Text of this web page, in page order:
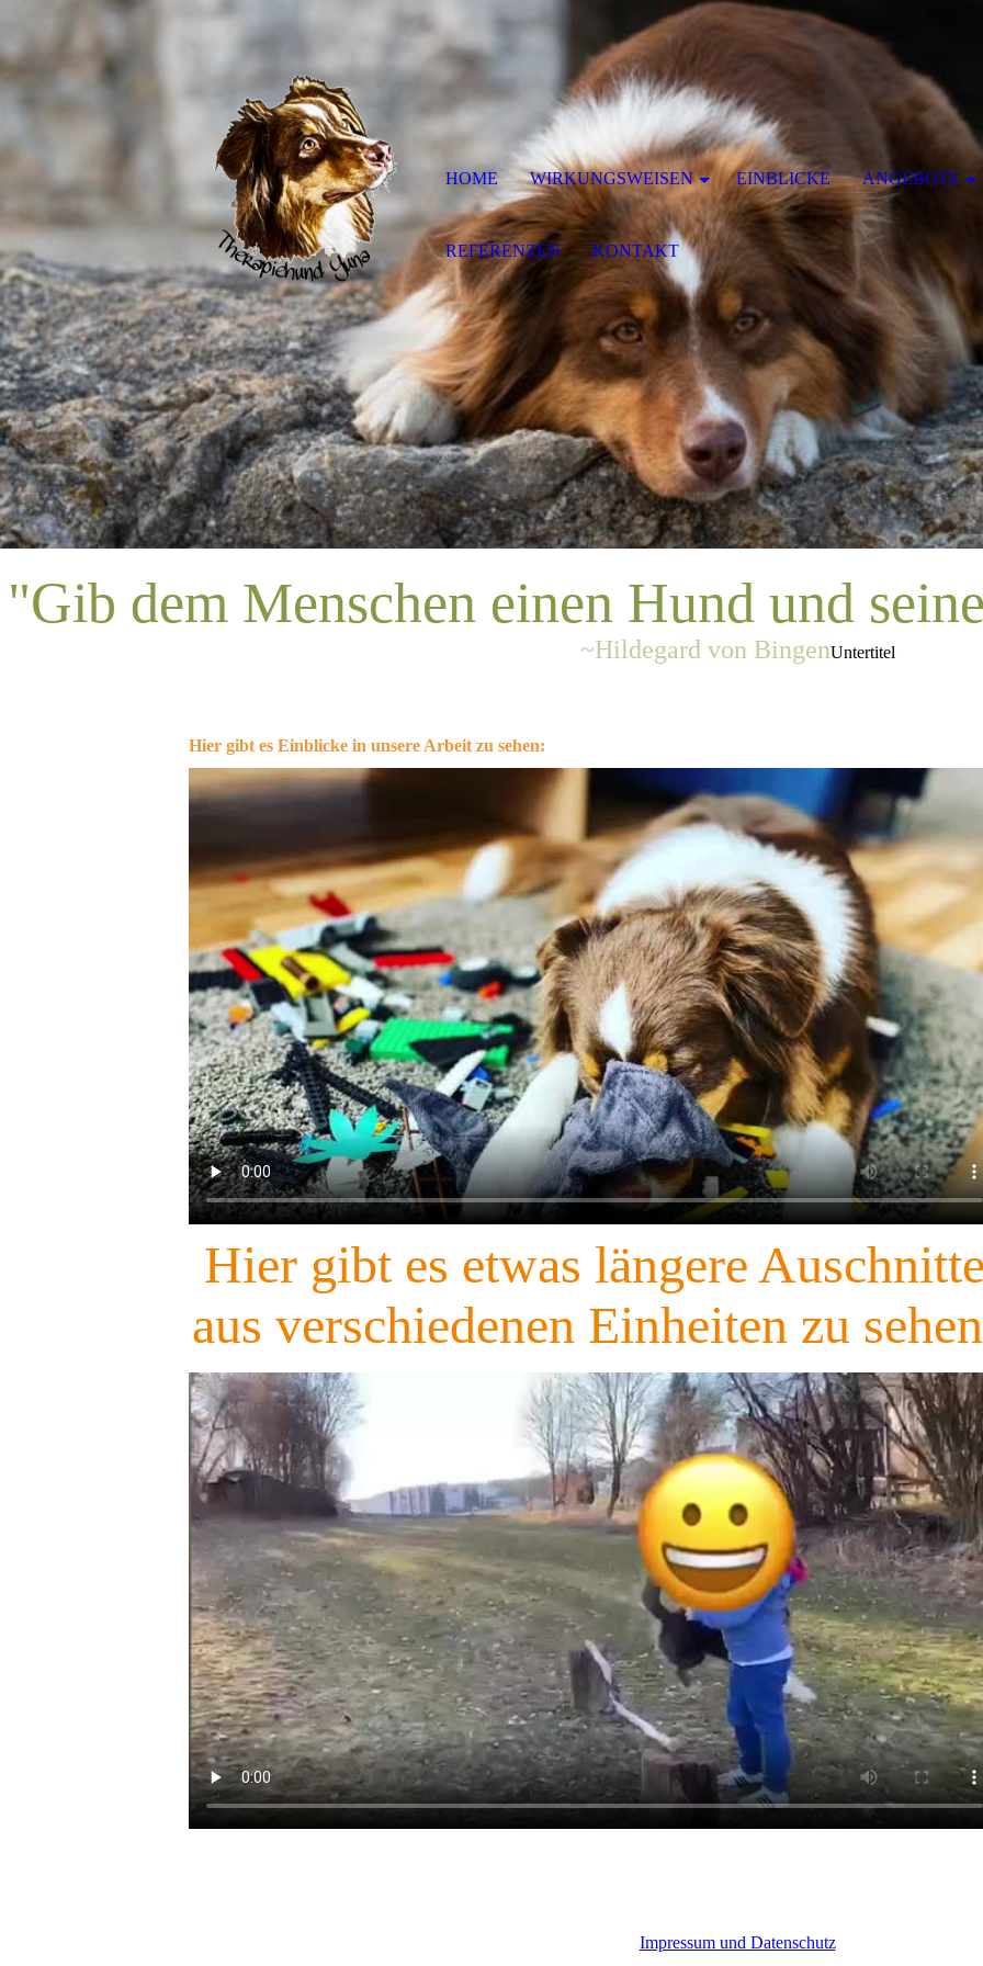
"Gib dem Menschen einen Hund und
~Hildegard von BingenUntertitel
Hier gibt es Einblicke in unsere Arbeit zu sehen:
Hier gibt es etwas längere
aus verschiedenen Einheiten zu
Impressum und Datenschutz
HOME WIRKUNGSWEISEN EINBLICKE ANGEBOTE
REFERENZEN KONTAKT